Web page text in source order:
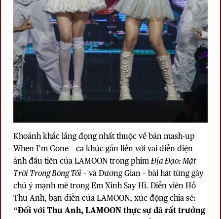
Khoảnh khắc lắng đọng nhất thuộc về bản mash-up
When I’m Gone – ca khúc gắn liền với vai diễn điện
ảnh đầu tiên của LAMOON trong phimĐịa Đạo: Mặt
Trời Trong Bóng Tối– và Dương Gian – bài hát từng gây
chú ý mạnh mẽ trong Em Xinh Say Hi. Diễn viên Hồ
Thu Anh, bạn diễn củaLAMOON, xúc động chia sẻ:
“Đối với Thu Anh, LAMOON thực sự đã rất trưởng